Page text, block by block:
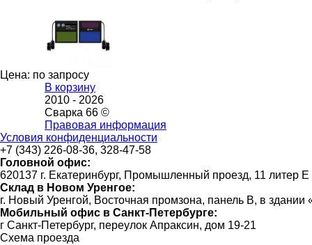
Цена: по запросу
В корзину
2010 - 2026
Сварка 66 ©
Правовая информация
Условия конфиденциальности
+7 (343) 226-08-36, 328-47-58
Головной офис:
620137 г. Екатеринбург, Промышленный проезд, 11 литер Е
Склад в Новом Уренгое:
г. Новый Уренгой, Восточная промзона, панель В, в
Мобильный офис в Санкт-Петербурге:
г Санкт-Петербург, переулок Апраксин, дом 19-21
Схема проезда